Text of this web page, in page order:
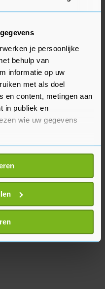
je persoonlijke
behulp van
informatie op uw
met als doel
en content, metingen aan
in publiek en
wie uw gegevens
graag:
uw geografische
nauwkeurig kan zijn
door het actief te
(fingerprinting)
gegevens worden
in het
wijzigen of
item valt ook op in
maken er al
had Lubach, die
met Lubach
America First,
Deze werd zelfs